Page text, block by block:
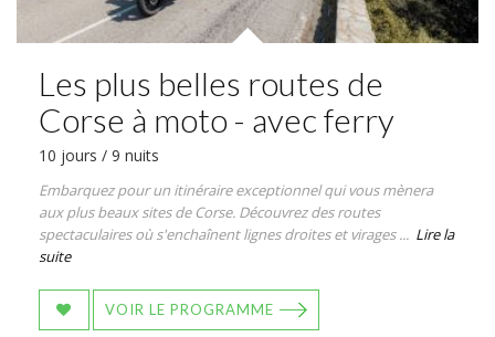
Les plus belles routes de
Corse à moto - avec ferry
10 jours / 9 nuits
Embarquez pour un itinéraire exceptionnel qui vous mènera
aux plus beaux sites de Corse. Découvrez des routes
spectaculaires où s'enchaînent lignes droites et virages ... Lire la
suite
VOIR LE PROGRAMME